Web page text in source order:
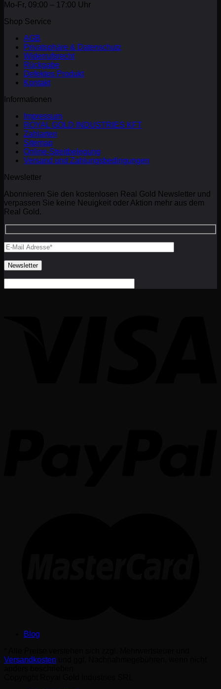
Mo-Fr, 09:00 – 17:00 Uhr
Shop Service
AGB
Privatsphäre & Datenschutz
Widerrufsrecht
Rückgabe
Defektes Produkt
Kontakt
Informationen
Impressum
ROYAL GOLD INDUSTRIES KFT
Zahlarten
Sitemap
Online-Streitbelegung
Versand und Zahlungsbedingungen
Newsletter
Abonnieren Sie den kostenlosen Real Gold Newsletter und
verpassen Sie keine Neuigkeit oder Aktion mehr aus dem
Real Gold.
Blog
Versandkosten